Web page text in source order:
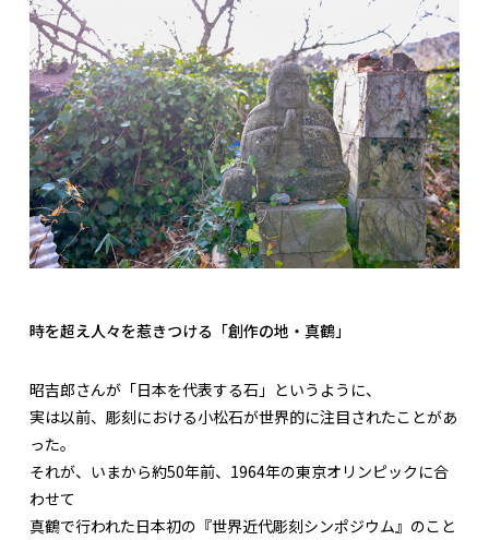
時を超え人々を惹きつける「創作の地・真鶴」
昭吉郎さんが「日本を代表する石」というように、
実は以前、彫刻における小松石が世界的に注目されたことがあ
った。
それが、いまから約50年前、1964年の東京オリンピックに合
わせて
真鶴で行われた日本初の『世界近代彫刻シンポジウム』のこと